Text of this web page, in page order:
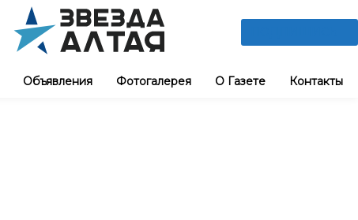
Объявления Фотогалерея О Газете Контакты